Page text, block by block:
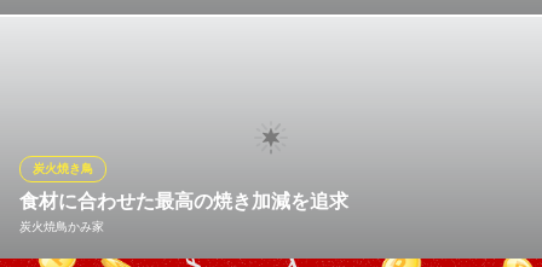
七輪焼鳥 一鳥 京橋店
七輪焼鳥 国産鶏専門店
ＪＲ京橋駅 徒歩3分
大阪府大阪市都島区東野田町3-11-5
食材に合わせた最高の焼き加減を追求
炭火焼鳥かみ家
炭火焼き鳥